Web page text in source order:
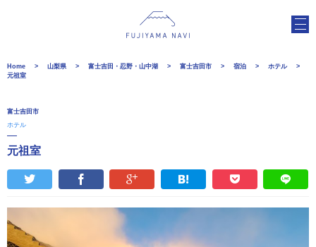
Home 山梨県 富士吉田・忍野・山中湖 富士吉田市 宿泊
ホテル
元祖室
富士吉田市
ホテル
元祖室